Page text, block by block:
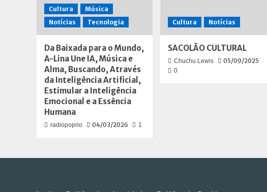
Cultura
Música
Notícias
Tecnologia
Da Baixada para o Mundo,
A-Lina Une IA, Música e
Alma, Buscando, Através
da Inteligência Artificial,
Estimular a Inteligência
Emocional e a Essência
Humana
radiopoprio 04/03/2026 1
Cultura Notícias
SACOLÃO CULTURAL
Chuchu Lewis 05/09/2025
0